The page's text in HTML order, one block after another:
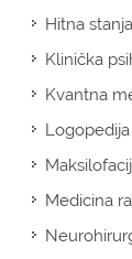
Hitna stanja
Klinička
Kvantna
Logopedija
Medicina